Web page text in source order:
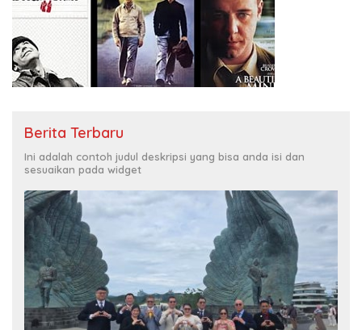
Berita Terbaru
Ini adalah contoh judul deskripsi yang bisa anda isi dan
sesuaikan pada widget